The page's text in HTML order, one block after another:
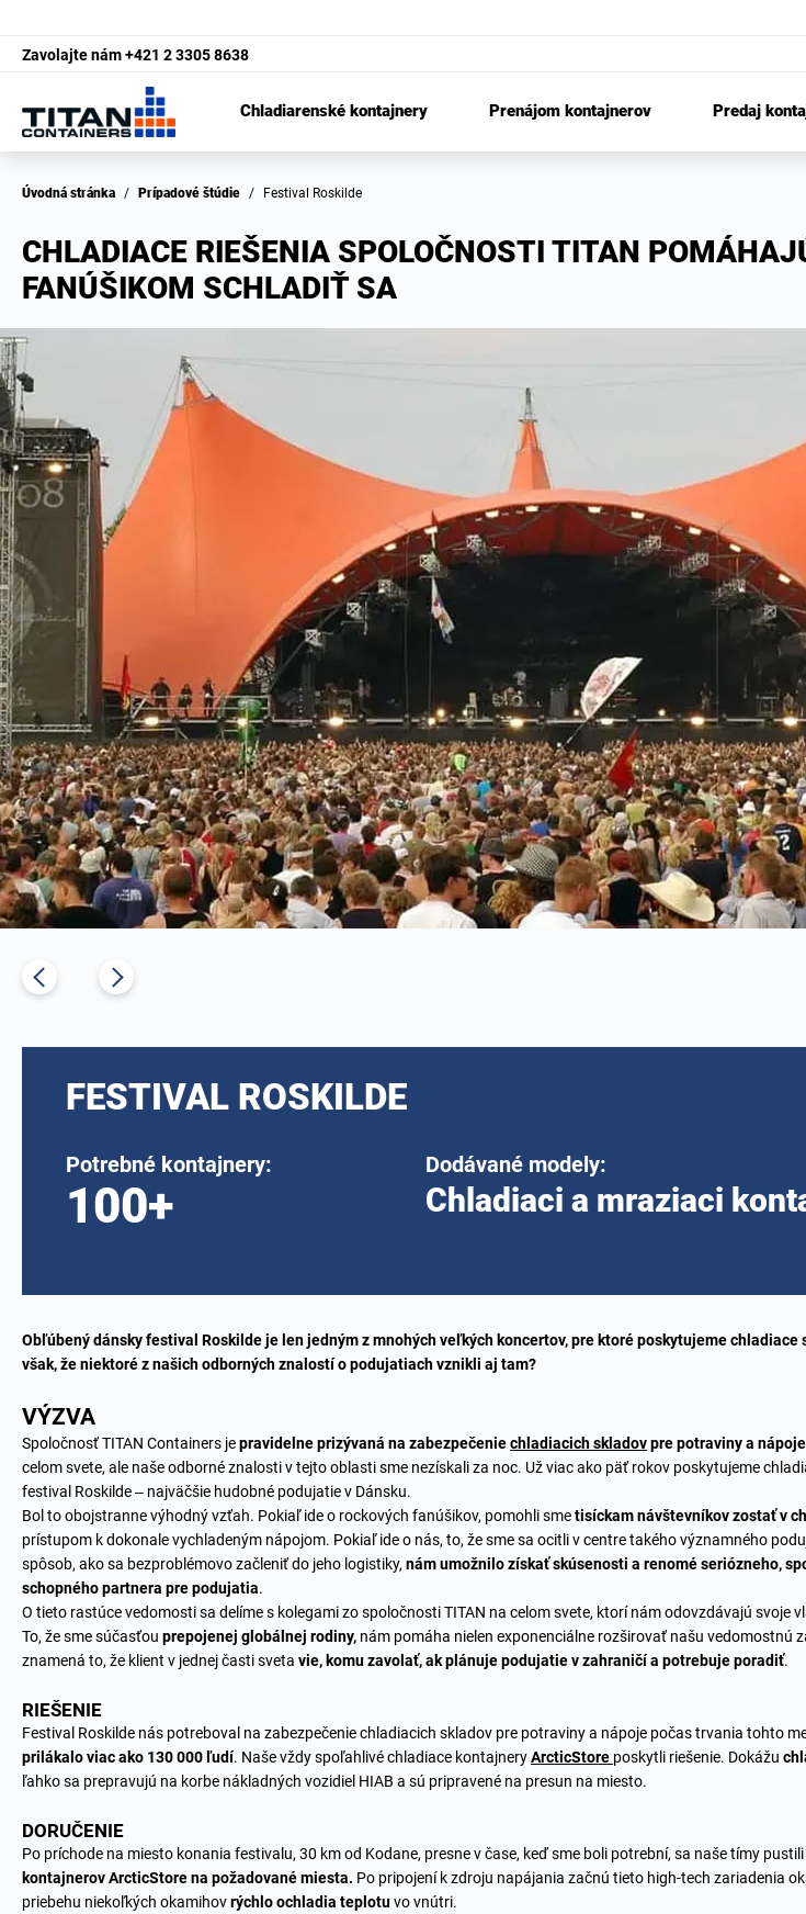
Zavolajte nám+421 2 3305 8638
Chladiarenské kontajnery Prenájom kontajnerov Predaj
Úvodná stránka / Prípadové štúdie / Festival Roskilde
CHLADIACE RIEŠENIA SPOLOČNOSTI TITAN
FANÚŠIKOM SCHLADIŤ SA
FESTIVAL ROSKILDE
Potrebné kontajnery:
100+
Dodávané modely:
Chladiaci a mraziaci
Obľúbený dánsky festival Roskilde je len jedným z mnohých veľkých koncertov, pre ktoré poskytujeme chladiace
však, že niektoré z našich odborných znalostí o podujatiach vznikli aj tam?
VÝZVA
Spoločnosť TITAN Containers jepravidelne prizývaná na zabezpečeniechladiacich skladovpre potraviny a nápoje
celom svete, ale naše odborné znalosti v tejto oblasti sme nezískali za noc. Už viac ako päť rokov poskytujeme
festival Roskilde – najväčšie hudobné podujatie v Dánsku.
Bol to obojstranne výhodný vzťah. Pokiaľ ide o rockových fanúšikov, pomohli smetisíckam návštevníkov zostať v
prístupom k dokonale vychladeným nápojom. Pokiaľ ide o nás, to, že sme sa ocitli v centre takého významného
spôsob, ako sa bezproblémovo začleniť do jeho logistiky, nám umožnilo získať skúsenosti a renomé seriózneho,
schopného partnera pre podujatia.
O tieto rastúce vedomosti sa delíme s kolegami zo spoločnosti TITAN na celom svete, ktorí nám odovzdávajú svoje
To, že sme súčasťou prepojenej globálnej rodiny, nám pomáha nielen exponenciálne rozširovať našu vedomostnú
znamená to, že klient v jednej časti sveta vie, komu zavolať, ak plánuje podujatie v zahraničí a potrebuje poradiť.
RIEŠENIE
Festival Roskilde nás potreboval na zabezpečenie chladiacich skladov pre potraviny a nápoje počas trvania tohto
prilákalo viac ako 130 000 ľudí. Naše vždy spoľahlivé chladiace kontajneryArcticStore poskytli riešenie. Dokážu
ľahko sa prepravujú na korbe nákladných vozidiel HIAB a sú pripravené na presun na miesto.
DORUČENIE
Po príchode na miesto konania festivalu, 30 km od Kodane, presne v čase, keď sme boli potrební, sa naše tímy
kontajnerov ArcticStore na požadované miesta. Po pripojení k zdroju napájania začnú tieto high-tech zariadenia
priebehu niekoľkých okamihovrýchlo ochladia teplotuvo vnútri.